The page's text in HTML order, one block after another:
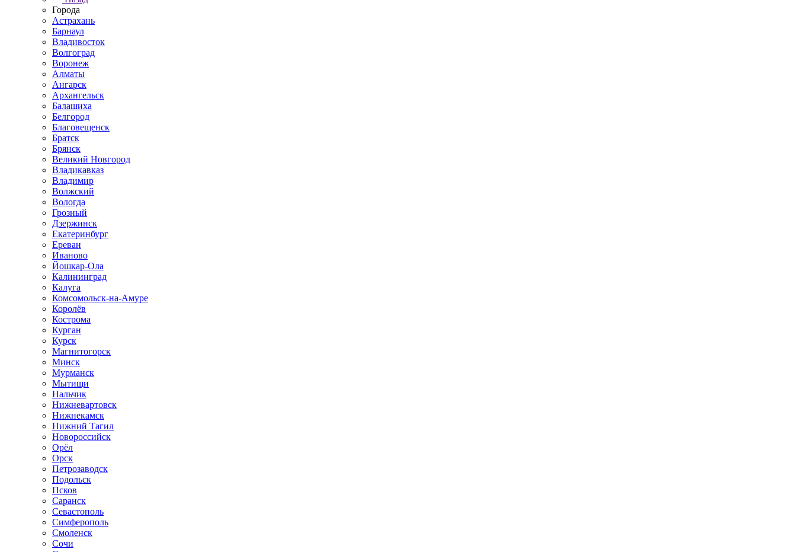
Города
Астрахань
Барнаул
Владивосток
Волгоград
Воронеж
Алматы
Ангарск
Архангельск
Балашиха
Белгород
Благовещенск
Братск
Брянск
Великий Новгород
Владикавказ
Владимир
Волжский
Вологда
Грозный
Дзержинск
Екатеринбург
Ереван
Иваново
Йошкар-Ола
Калининград
Калуга
Комсомольск-на-Амуре
Королёв
Кострома
Курган
Курск
Магнитогорск
Минск
Мурманск
Мытищи
Нальчик
Нижневартовск
Нижнекамск
Нижний Тагил
Новороссийск
Орёл
Орск
Петрозаводск
Подольск
Псков
Саранск
Севастополь
Симферополь
Смоленск
Сочи